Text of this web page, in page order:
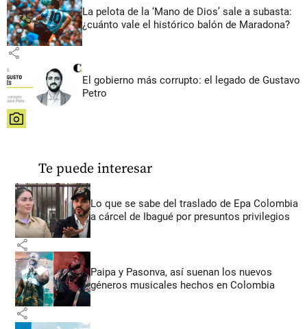
La pelota de la ‘Mano de Dios’ sale a subasta:
¿cuánto vale el histórico balón de Maradona?
share
El gobierno más corrupto: el legado de Gustavo
Petro
share
Te puede interesar
Lo que se sabe del traslado de Epa Colombia
a cárcel de Ibagué por presuntos privilegios
share
Paipa y Pasonva, así suenan los nuevos
géneros musicales hechos en Colombia
share